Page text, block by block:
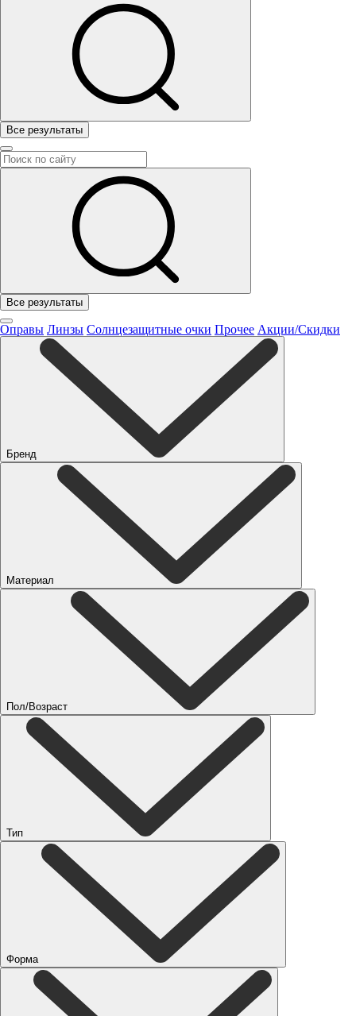
Все результаты
Все результаты
Оправы Линзы Солнцезащитные очки Прочее Акции/Скидки
Бренд
Материал
Пол/Возраст
Тип
Форма